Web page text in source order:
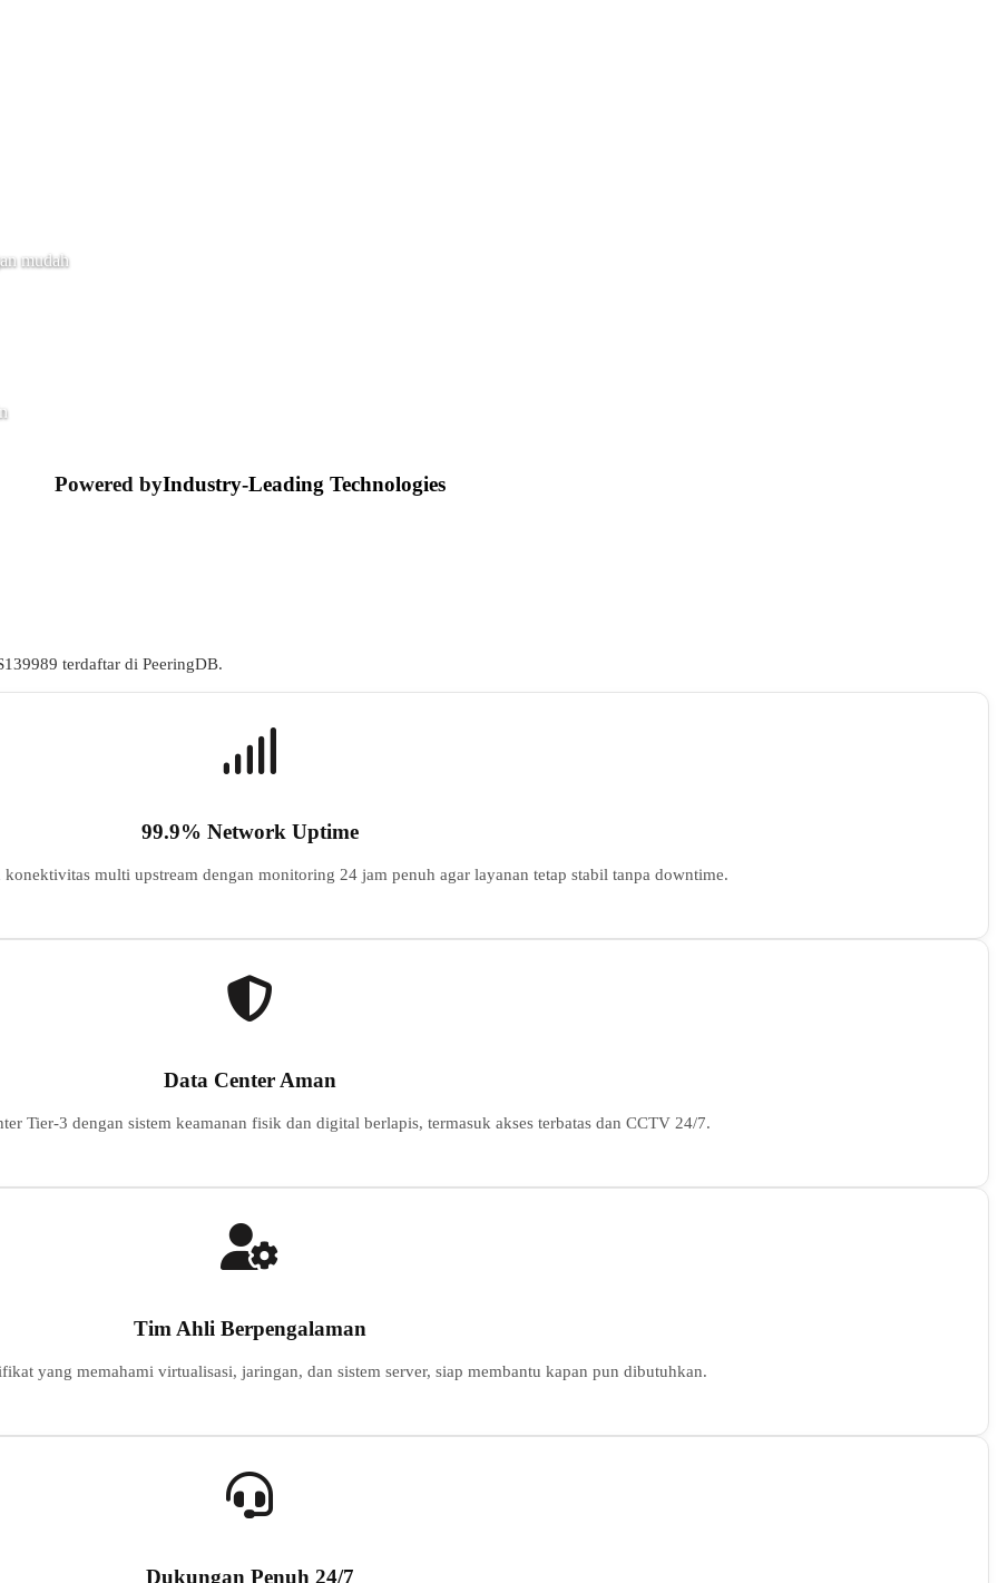
mudah
Powered byIndustry-Leading Technologies
139989 terdaftar di PeeringDB.
99.9% Network Uptime
multi upstream dengan monitoring 24 jam penuh agar layanan tetap stabil tanpa downtime.
Data Center Aman
Tier-3 dengan sistem keamanan fisik dan digital berlapis, termasuk akses terbatas dan CCTV 24/7.
Tim Ahli Berpengalaman
yang memahami virtualisasi, jaringan, dan sistem server, siap membantu kapan pun dibutuhkan.
Dukungan Penuh 24/7